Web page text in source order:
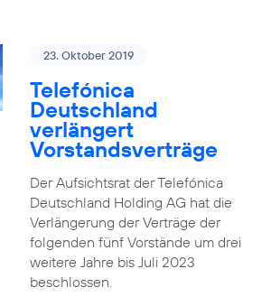
23. Oktober 2019
Telefónica
Deutschland
verlängert
Vorstandsverträge
Der Aufsichtsrat der Telefónica
Deutschland Holding AG hat die
Verlängerung der Verträge der
folgenden fünf Vorstände um drei
weitere Jahre bis Juli 2023
beschlossen.